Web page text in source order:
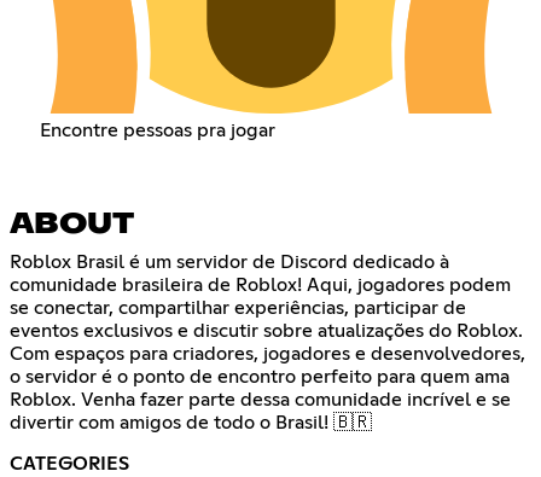
Encontre pessoas pra jogar
ABOUT
Roblox Brasil é um servidor de Discord dedicado à
comunidade brasileira de Roblox! Aqui, jogadores podem
se conectar, compartilhar experiências, participar de
eventos exclusivos e discutir sobre atualizações do Roblox.
Com espaços para criadores, jogadores e desenvolvedores,
o servidor é o ponto de encontro perfeito para quem ama
Roblox. Venha fazer parte dessa comunidade incrível e se
divertir com amigos de todo o Brasil! 🇧🇷
CATEGORIES